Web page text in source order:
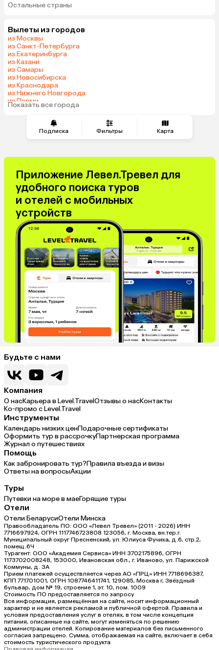
Подписка Фильтры Карта
ОАЭ
Беларусь
Шри-Ланка
Азербайджан
Катар
Оман
Саудовская Аравия
Таджикистан
Остальные страны
Вылеты из городов
из Москвы
из Санкт-Петербурга
из Екатеринбурга
из Казани
из Самары
из Новосибирска
из Краснодара
из Нижнего Новгорода
из Перми
из Сочи
Показать все города
Приложение Левел.Тревел для
удобного поиска туров
и отелей с мобильных
устройств
Будьте с нами
Компания
О насКарьера в Level.TravelОтзывы о насКонтакты
Ко-промо с Level.Travel
Инструменты
Календарь низких ценПодарочные сертификаты
Оформить тур в рассрочкуПартнерская программа
Журнал о путешествиях
Помощь
Как забронировать тур?Правила въезда и визы
Ответы на вопросыАкции
Туры
Путевки на море в маеГорящие туры
Отели
Отели БеларусиОтели Минска
Правообладатель ПО: ООО «Левел Тревел» (2011 - 2026) ИНН
7716697924, ОГРН 1117746723808 123056, г. Москва, вн.тер.г.
Муниципальный округ Пресненский, ул. Юлиуса Фучика, д.6, стр.2,
помещ.6Ч
Турагент: ООО «Академия Сервиса» ИНН 3702175896, ОГРН
1173702008248, 153000, Ивановская обл., г. Иваново, ул. Парижской
Коммуны, д. ЗА
Прием платежей осуществляется через АО «ПРЦ» ИНН 7718696387,
КПП 771701001, ОГРН 1087746411741, 129085, Москва г, Звёздный
бульвар, дом № 19, строение 1, эт. 10, пом. 1009
Стоимость ПО предоставляется по запросу
Вся информация, размещённая на сайте, носит информационный
характер и не является рекламой и публичной офертой. Правила и
условия предоставления услуг в отелях, в том числе концепция
питания, описанные на сайте, могут изменяться по решению
администрации отелей. Копирование материалов без письменного
согласия запрещено. Сумма, отображаемая на сайте, включает в себя
стоимость туристического продукта